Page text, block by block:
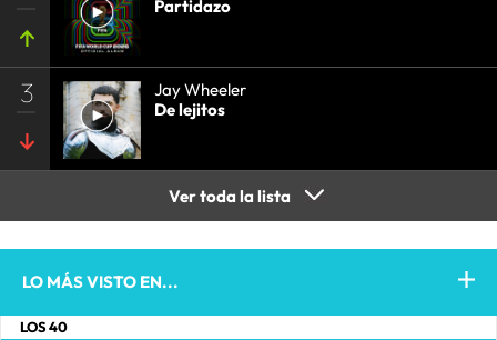
Partidazo
3
Jay Wheeler
De lejitos
Ver toda la lista
LO MÁS VISTO EN...
LOS 40